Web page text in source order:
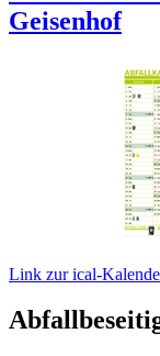
Geisenhof
Link zur ical-